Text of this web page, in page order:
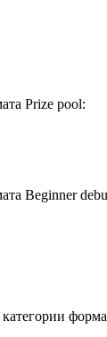
Prize pool:
Beginner